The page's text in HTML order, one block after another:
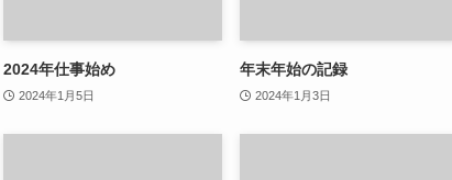
2024年仕事始め
2024年1月5日
年末年始の記録
2024年1月3日